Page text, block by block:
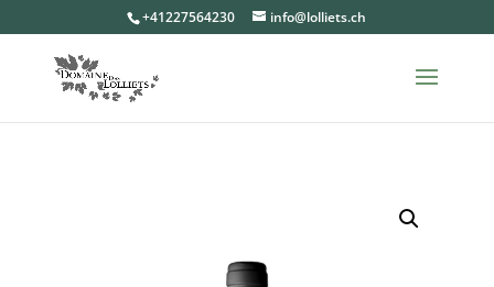
+41227564230 info@lolliets.ch